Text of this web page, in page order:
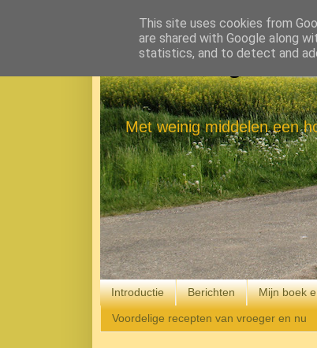
Eenvoudig
Met weinig middelen een
Introductie Berichten Mijn boek
Voordelige recepten van vroeger en nu
This site uses cookies from
are shared with Google along
statistics, and to detect and